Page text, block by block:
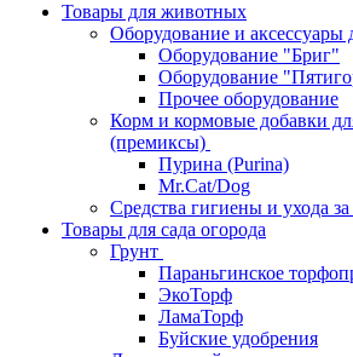
Товары для животных
Оборудование и
Оборудование "Бриг"
Оборудование
Прочее оборудование
Корм и кормовые добавки
(премиксы)
Пурина (Purina)
Mr.Cat/Dog
Средства гигиены и ухода
Товары для сада огорода
Грунт
Параньгинское
ЭкоТорф
ЛамаТорф
Буйские удобрения